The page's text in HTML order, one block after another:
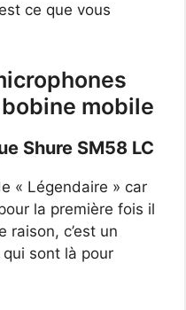
ce que vous
mobile
Shure SM58 LC
« Légendaire » car
la première fois il
raison, c’est un
qui sont là pour